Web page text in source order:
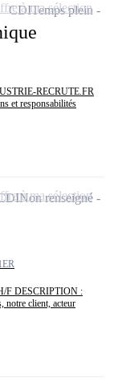
RECRUTE.FR
et responsabilités
CDITemps plein
à ma sélection
F DESCRIPTION :
notre client, acteur
Non renseigné
à ma sélection